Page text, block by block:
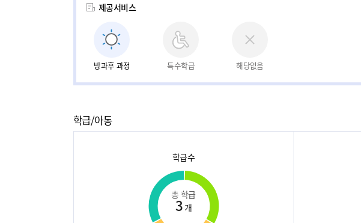
제공서비스
방과후 과정 특수학급 해당없음
학급/아동
학급수
총 학급
3 개